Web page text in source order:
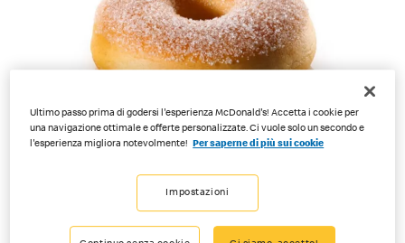
Non c’è niente di meglio di un classico. La pasta morbida e soffice e il
sapore zuccheroso gli conferiscono non solo la consistenza giusta,
ma anche un gusto irresistibile.
Ultimo passo prima di godersi l'esperienza McDonald's! Accetta i cookie per
una navigazione ottimale e offerte personalizzate. Ci vuole solo un secondo e
l'esperienza migliora notevolmente! Per saperne di più sui cookie
Impostazioni